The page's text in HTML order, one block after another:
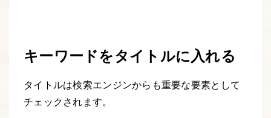
キーワードをタイトルに入れる
タイトルは検索エンジンからも重要な要素として
チェックされます。